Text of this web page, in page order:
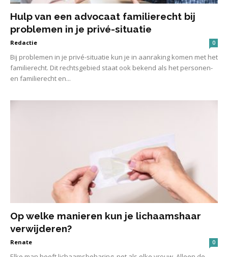
Hulp van een advocaat familierecht bij
problemen in je privé-situatie
Redactie 0
Bij problemen in je privé-situatie kun je in aanraking komen met het
familierecht. Dit rechtsgebied staat ook bekend als het personen-
en familierecht en...
Op welke manieren kun je lichaamshaar
verwijderen?
Renate 0